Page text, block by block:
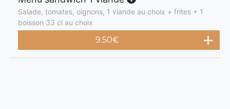
Salade, tomates, oignons, 1 viande au choix + frites + 1
boisson 33 cl au choix
9.50€